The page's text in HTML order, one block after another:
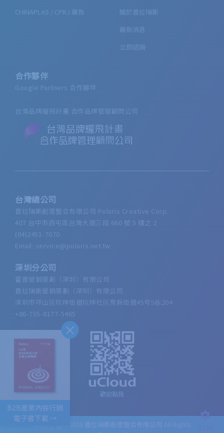
B2B產業內容行銷
電子書下載 →
CHINAPLAS / CPRJ 廣告
關於普拉瑞斯
最新消息
立即諮詢
合作夥伴
Google Partners 合作夥伴
台灣品牌耀飛計畫 合作品牌管理顧問公司
台灣總公司
普拉瑞斯創意整合有限公司 Polaris Creative Corp.
407 台中市西屯區台灣大道三段 660 號 5 樓之 2
(04)2451-7070
Email: service@polaris.net.tw
深圳分公司
霍普營銷策劃（深圳）有限公司
普拉瑞斯營銷策劃（深圳）有限公司
深圳市坪山区坑梓街道坑梓社区育新街道45号5栋204
+86-755-8177-5465
歡迎點我
©Copyright 2026 普拉瑞斯創意整合有限公司 All Rights